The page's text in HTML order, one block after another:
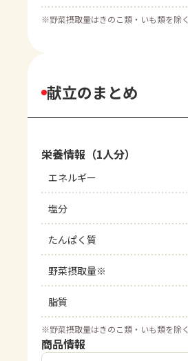
※野菜摂取量はきのこ類・いも類を除く
献立のまとめ
栄養情報（1人分）
エネルギー
塩分
たんぱく質
野菜摂取量※
脂質
※野菜摂取量はきのこ類・いも類を除く
商品情報